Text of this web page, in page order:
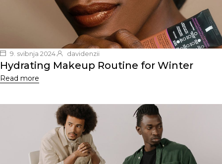
9. svibnja 2024. davidenzii
Hydrating Makeup Routine for Winter
Read more